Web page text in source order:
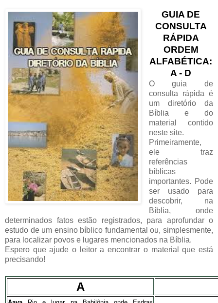
GUIA DE
CONSULTA
RÁPIDA
ORDEM
ALFABÉTICA:
A - D
O guia de
consulta rápida é
um diretório da
Bíblia e do
material contido
neste site.
Primeiramente,
ele traz
referências
bíblicas
importantes. Pode
ser usado para
descobrir, na
Bíblia, onde
determinados fatos estão registrados, para aprofundar o
estudo de um ensino bíblico fundamental ou, simplesmente,
para localizar povos e lugares mencionados na Bíblia.
Espero que ajude o leitor a encontrar o material que está
precisando!
A